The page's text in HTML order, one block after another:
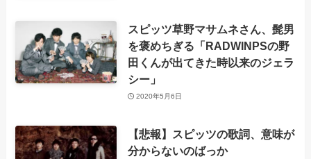
スピッツ草野マサムネさん、髭男
を褒めちぎる「RADWINPSの野
田くんが出てきた時以来のジェラ
シー」
2020年5月6日
【悲報】スピッツの歌詞、意味が
分からないのばっか